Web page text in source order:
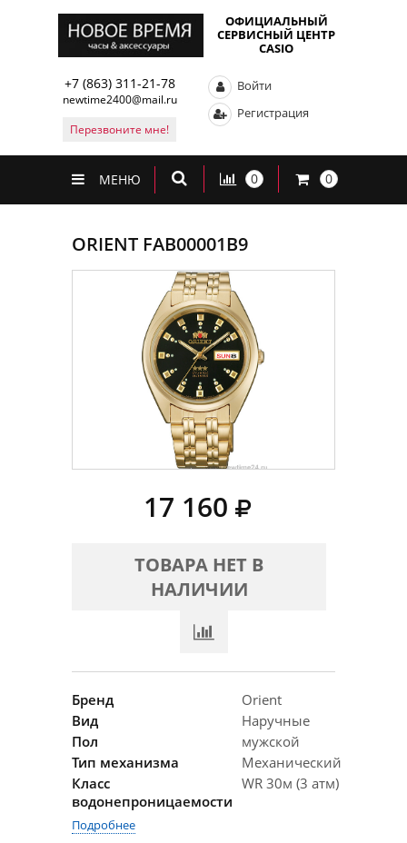
ОФИЦИАЛЬНЫЙ
СЕРВИСНЫЙ ЦЕНТР
CASIO
+7 (863) 311-21-78
newtime2400@mail.ru
Перезвоните мне!
Войти
Регистрация
МЕНЮ 0 0
ORIENT FAB00001B9
17 160
ТОВАРА НЕТ В
НАЛИЧИИ
Бренд
Orient
Вид
Наручные
Пол
мужской
Тип механизма
Механический
Класс
водонепроницаемости
WR 30м (3 атм)
Подробнее